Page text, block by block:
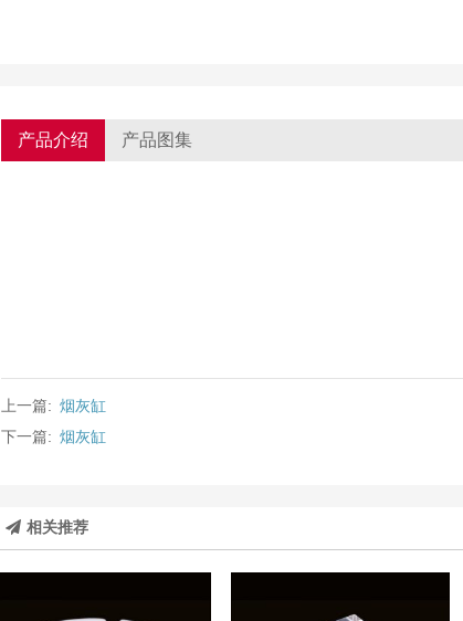
产品介绍 产品图集
上一篇: 烟灰缸
下一篇: 烟灰缸
相关推荐